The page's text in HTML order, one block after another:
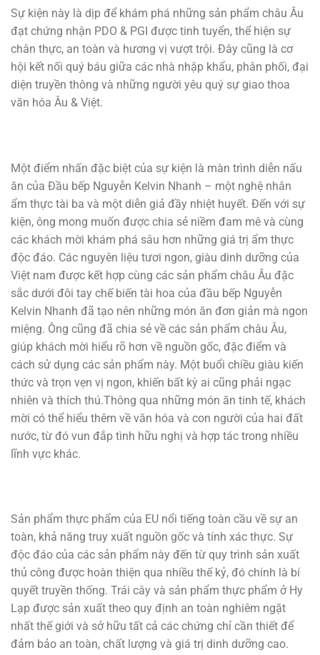
Sự kiện này là dịp để khám phá những sản phẩm châu Âu
đạt chứng nhận PDO & PGI được tinh tuyển, thể hiện sự
chân thực, an toàn và hương vị vượt trội. Đây cũng là cơ
hội kết nối quý báu giữa các nhà nhập khẩu, phân phối, đại
diện truyền thông và những người yêu quý sự giao thoa
văn hóa Âu & Việt.
Một điểm nhấn đặc biệt của sự kiện là màn trình diễn nấu
ăn của Đầu bếp Nguyễn Kelvin Nhanh – một nghệ nhân
ẩm thực tài ba và một diễn giả đầy nhiệt huyết. Đến với sự
kiện, ông mong muốn được chia sẻ niềm đam mê và cùng
các khách mời khám phá sâu hơn những giá trị ẩm thực
độc đáo. Các nguyên liệu tươi ngon, giàu dinh dưỡng của
Việt nam được kết hợp cùng các sản phẩm châu Âu đặc
sắc dưới đôi tay chế biến tài hoa của đầu bếp Nguyễn
Kelvin Nhanh đã tạo nên những món ăn đơn giản mà ngon
miệng. Ông cũng đã chia sẻ về các sản phẩm châu Âu,
giúp khách mời hiểu rõ hơn về nguồn gốc, đặc điểm và
cách sử dụng các sản phẩm này. Một buổi chiều giàu kiến
thức và trọn vẹn vị ngon, khiến bất kỳ ai cũng phải ngạc
nhiên và thích thú.Thông qua những món ăn tinh tế, khách
mời có thể hiểu thêm về văn hóa và con người của hai đất
nước, từ đó vun đắp tình hữu nghị và hợp tác trong nhiều
lĩnh vực khác.
Sản phẩm thực phẩm của EU nổi tiếng toàn cầu về sự an
toàn, khả năng truy xuất nguồn gốc và tính xác thực. Sự
độc đáo của các sản phẩm này đến từ quy trình sản xuất
thủ công được hoàn thiện qua nhiều thế kỷ, đó chính là bí
quyết truyền thống. Trái cây và sản phẩm thực phẩm ở Hy
Lạp được sản xuất theo quy định an toàn nghiêm ngặt
nhất thế giới và sở hữu tất cả các chứng chỉ cần thiết để
đảm bảo an toàn, chất lượng và giá trị dinh dưỡng cao.